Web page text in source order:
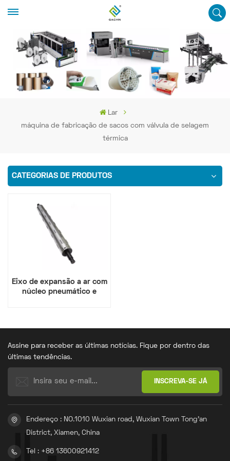
Lar
máquina de fabricação de sacos com válvula de selagem
térmica
CATEGORIAS DE PRODUTOS
Eixo de expansão a ar com
núcleo pneumático e
Assine para receber as últimas notícias. Fique por dentro das
últimas tendências.
Endereço : NO.1010 Wuxian road, Wuxian Town Tong'an
District, Xiamen, China
Tel : +86 13600921412